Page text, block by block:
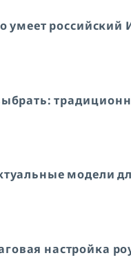
умеет российский
модели
настройка